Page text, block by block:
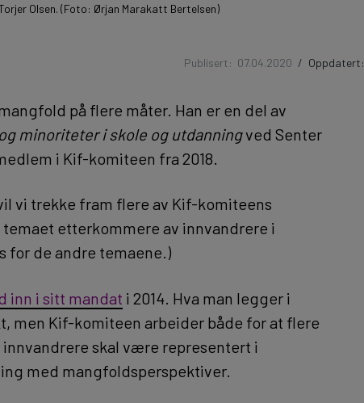
Olsen. (Foto: Ørjan Marakatt Bertelsen)
Publisert: 07.04.2020 / Oppdatert:
på flere måter. Han er en del av
minoriteter i skole og utdanningved Senter
i Kif-komiteen fra 2018.
vi trekke fram flere av Kif-komiteens
etterkommere av innvandrere i
for de andre temaene.)
inn i sitt mandat i 2014. Hva man legger i
men Kif-komiteen arbeider både for at flere
skal være representert i
med mangfoldsperspektiver.